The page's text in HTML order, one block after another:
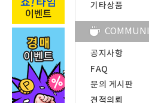
기타상품
공지사항
FAQ
문의 게시판
견적의뢰